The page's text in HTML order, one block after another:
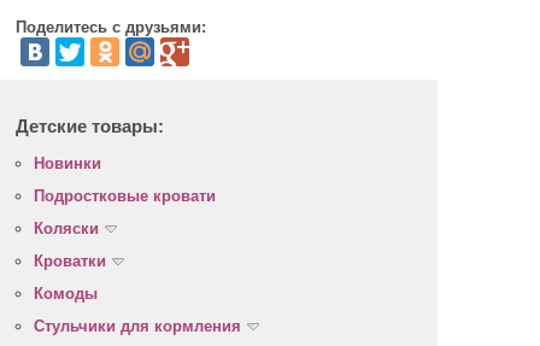
Поделитесь с друзьями:
Детские товары:
Новинки
Подростковые кровати
Коляски
Кроватки
Комоды
Стульчики для кормления